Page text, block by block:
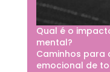
Qual é o
mental?
Caminhos
emocional de